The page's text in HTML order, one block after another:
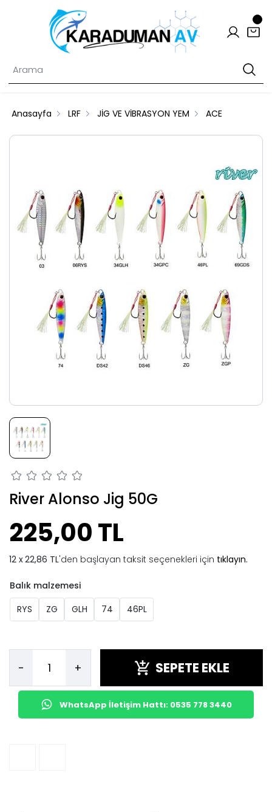
Anasayfa LRF JİG VE VİBRASYON YEM ACE
River Alonso Jig 50G
225,00 TL
22,86 TL'den başlayan taksit seçenekleri için tıklayın.
Balık malzemesi
RYS
ZG GLH 74 46PL
- + SEPETE EKLE
WhatsApp İletişim Hattı: 0535 778 3440